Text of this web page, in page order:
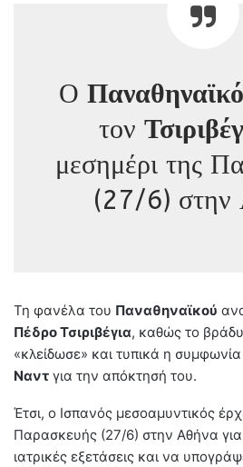
Ο
τον
μεσημέρι της
(27/6) στην
Τη φανέλα του Παναθηναϊκού
Πέδρο Τσιριβέγια, καθώς το
«κλείδωσε» και τυπικά η
Ναντ για την απόκτησή του.
Έτσι, ο Ισπανός μεσοαμυντικός
Παρασκευής (27/6) στην Αθήνα
ιατρικές εξετάσεις και να